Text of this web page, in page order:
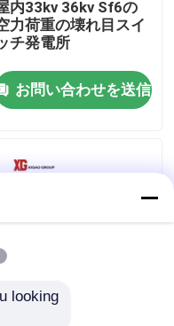
内33kv 36kv Sf6の
力荷重の壊れ目スイ
チ発電所
お問い合わせを送信
looking